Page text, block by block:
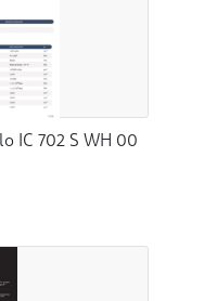
IC 702 S WH 00